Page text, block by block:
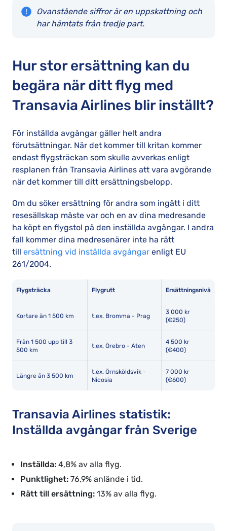
Ovanstående siffror är en uppskattning och
har hämtats från tredje part.
Hur stor ersättning kan du
begära när ditt flyg med
Transavia Airlines blir inställt?
För inställda avgångar gäller helt andra
förutsättningar. När det kommer till kritan kommer
endast flygsträckan som skulle avverkas enligt
resplanen från Transavia Airlines att vara avgörande
när det kommer till ditt ersättningsbelopp.
Om du söker ersättning för andra som ingått i ditt
resesällskap måste var och en av dina medresande
ha köpt en flygstol på den inställda avgångar. I andra
fall kommer dina medresenärer inte ha rätt
till ersättning vid inställda avgångar enligt EU
261/2004.
Flygsträcka Flygrutt Ersättningsnivå
Kortare än 1 500 km t.ex. Bromma - Prag
3 000 kr
(€250)
Från 1 500 upp till 3
500 km
t.ex. Örebro - Aten
4 500 kr
(€400)
Längre än 3 500 km
t.ex. Örnsköldsvik -
Nicosia
7 000 kr
(€600)
Transavia Airlines statistik:
Inställda avgångar från Sverige
Inställda: 4,8% av alla flyg.
Punktlighet: 76,9% anlände i tid.
Rätt till ersättning: 13% av alla flyg.